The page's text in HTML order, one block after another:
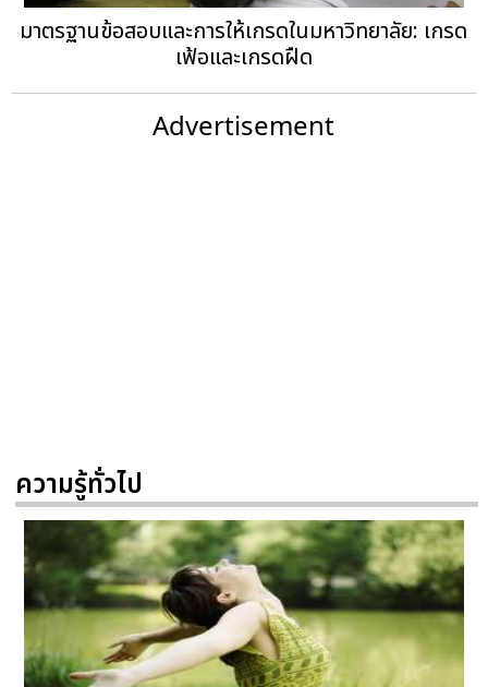
มาตรฐานข้อสอบและการให้เกรดในมหาวิทยาลัย: เกรด
เฟ้อและเกรดฝืด
Advertisement
ความรู้ทั่วไป